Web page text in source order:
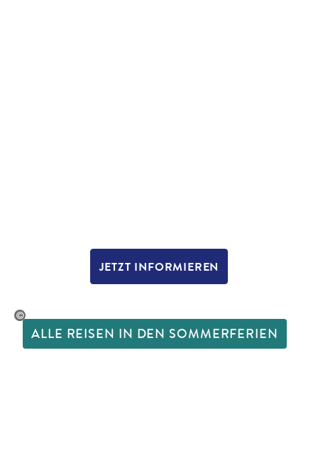
JETZT INFORMIEREN
Vanchaichana - gty
ALLE REISEN IN DEN SOMMERFERIEN